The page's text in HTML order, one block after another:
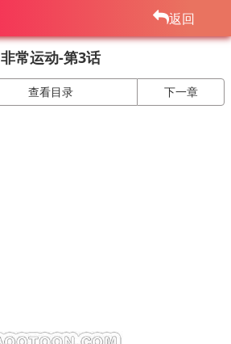
返回
非常运动-第3话
查看目录 下一章